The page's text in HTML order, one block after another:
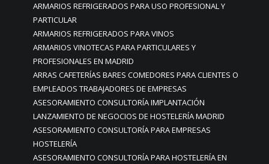
ARMARIOS REFRIGERADOS PARA USO PROFESIONAL Y
PARTICULAR
ARMARIOS REFRIGERADOS PARA VINOS
ARMARIOS VINOTECAS PARA PARTICULARES Y
PROFESIONALES EN MADRID
ARRAS CAFETERÍAS BARES COMEDORES PARA CLIENTES O
EMPLEADOS TRABAJADORES DE EMPRESAS
ASESORAMIENTO CONSULTORÍA IMPLANTACIÓN
LANZAMIENTO DE NEGOCIOS DE HOSTELERÍA MADRID
ASESORAMIENTO CONSULTORÍA PARA EMPRESAS
HOSTELERÍA
ASESORAMIENTO CONSULTORÍA PARA HOSTELERÍA EN